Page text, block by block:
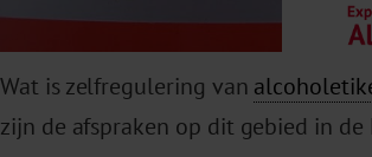
Wat is zelfregulering van
zijn de afspraken op dit gebied in de